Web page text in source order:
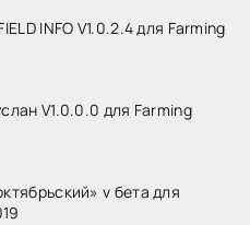
INFO V1.0.2.4 для Farming
V1.0.0.0 для Farming
v бета для